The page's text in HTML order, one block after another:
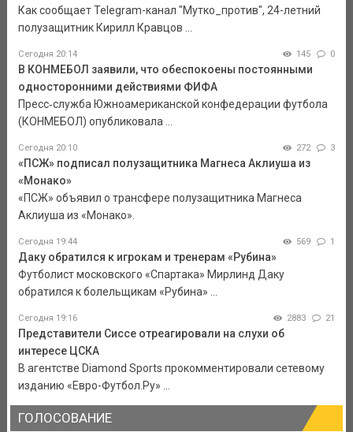
Как сообщает Telegram-канал "Мутко_против", 24-летний
полузащитник Кирилл Кравцов ...
Сегодня 20:14 145 0
В КОНМЕБОЛ заявили, что обеспокоены постоянными
односторонними действиями ФИФА
Пресс‑служба Южноамериканской конфедерации футбола
(КОНМЕБОЛ) опубликовала ...
Сегодня 20:10 272 3
«ПСЖ» подписал полузащитника Магнеса Аклиуша из
«Монако»
«ПСЖ» объявил о трансфере полузащитника Магнеса
Аклиуша из «Монако».
Сегодня 19:44 569 1
Даку обратился к игрокам и тренерам «Рубина»
Футболист московского «Спартака» Мирлинд Даку
обратился к болельщикам «Рубина» ...
Сегодня 19:16 2883 21
Представители Сиссе отреагировали на слухи об
интересе ЦСКА
В агентстве Diamond Sports прокомментировали сетевому
изданию «Евро-Футбол.Ру» ...
ГОЛОСОВАНИЕ